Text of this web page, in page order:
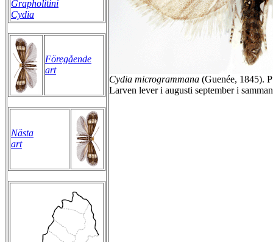
Grapholitini
Cydia
Föregående
art
Nästa
art
Cydia microgrammana (Guenée, 1845).
Larven lever i augusti september i